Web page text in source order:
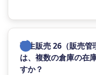
弥生販売 26（販売管
は、複数の倉庫の在
すか？